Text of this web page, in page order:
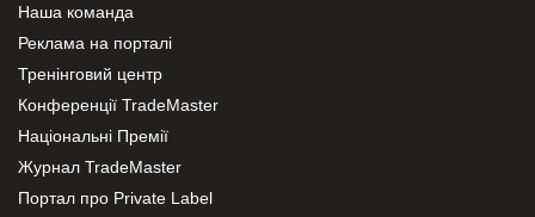
Наша команда
Реклама на порталі
Тренінговий центр
Конференції TradeMaster
Національні Премії
Журнал TradeMaster
Портал про Private Label